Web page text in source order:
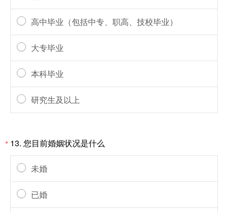
高中毕业（包括中专、职高、技校毕业）
大专毕业
本科毕业
研究生及以上
* 13. 您目前婚姻状况是什么
未婚
已婚